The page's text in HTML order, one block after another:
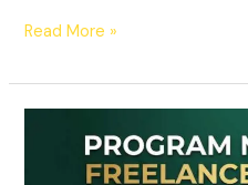
Read More »
Marketing
Freelance